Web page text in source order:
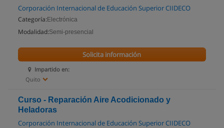
Corporación Internacional de Educación Superior CIIDECO
Categoría: Electrónica
Modalidad:Semi-presencial
Impartido en:
Quito
Solicita información
Curso - Reparación Aire Acodicionado y
Heladoras
Corporación Internacional de Educación Superior CIIDECO